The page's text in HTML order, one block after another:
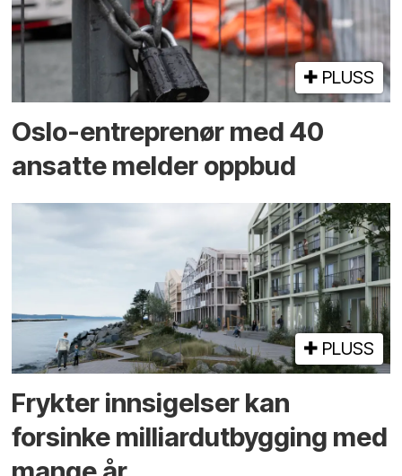
PLUSS
Oslo-entreprenør med 40
ansatte melder oppbud
PLUSS
Frykter innsigelser kan
forsinke milliard­utbygging med